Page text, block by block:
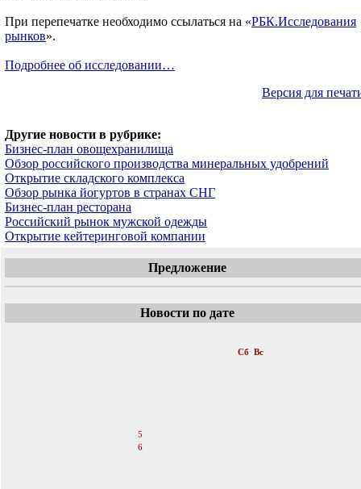
При перепечатке необходимо ссылаться на «РБК.Исследования
рынков».
Подробнее об исследовании…
Версия для
Другие новости в рубрике:
Бизнес-план овощехранилища
Обзор российского производства минеральных удобрений
Открытие складского комплекса
Обзор рынка йогуртов в странах СНГ
Бизнес-план ресторана
Российский рынок мужской одежды
Открытие кейтеринговой компании
Предложение
Новости по дате
Сб Вс
5
6